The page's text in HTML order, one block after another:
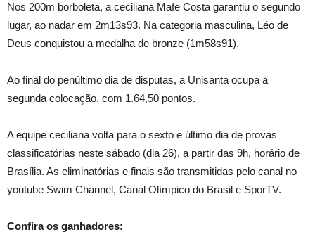
Nos 200m borboleta, a ceciliana Mafe Costa garantiu o segundo
lugar, ao nadar em 2m13s93. Na categoria masculina, Léo de
Deus conquistou a medalha de bronze (1m58s91).
Ao final do penúltimo dia de disputas, a Unisanta ocupa a
segunda colocação, com 1.64,50 pontos.
A equipe ceciliana volta para o sexto e último dia de provas
classificatórias neste sábado (dia 26), a partir das 9h, horário de
Brasília. As eliminatórias e finais são transmitidas pelo canal no
youtube Swim Channel, Canal Olímpico do Brasil e SporTV.
Confira os ganhadores: